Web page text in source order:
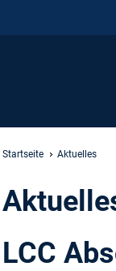
Startseite Aktuelles
LCC